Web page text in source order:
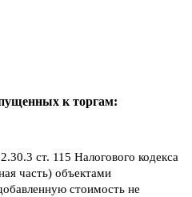
к торгам:
ст. 115 Налогового кодекса
часть) объектами
стоимость не